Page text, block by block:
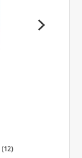
(12)